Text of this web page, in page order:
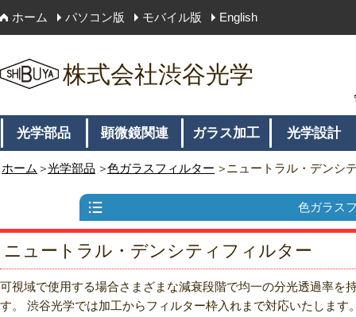
ホーム パソコン版 モバイル版 English
株式会社渋谷光学
光学部品 顕微鏡関連 ガラス加工 光学設計
ホーム 光学部品 色ガラスフィルター ニュートラル・デンシ
色ガラス
ニュートラル・デンシティフィルター
可視域で使用する場合さまざまな減衰段階で均一の分光透過率
す。 渋谷光学では加工からフィルター枠入れまで対応いたします